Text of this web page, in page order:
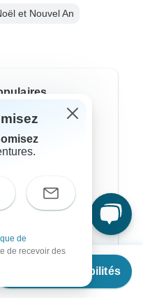
Voir les disponibilités
et Nouvel An
de
de recevoir des